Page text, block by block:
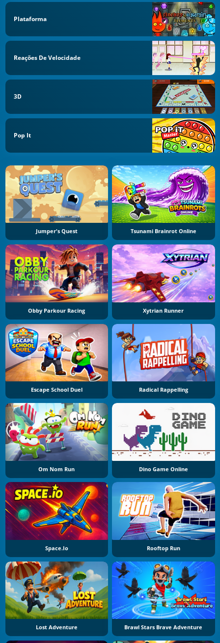
Plataforma
Reações De Velocidade
3D
Pop It
Jumper's Quest Tsunami Brainrot Online
Obby Parkour Racing Xytrian Runner
Escape School Duel Radical Rappelling
Om Nom Run Dino Game Online
Space.io Rooftop Run
Lost Adventure Brawl Stars Brave Adventure